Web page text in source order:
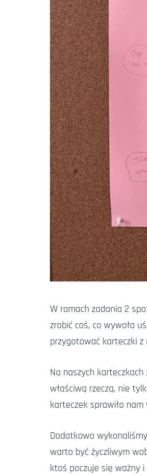
W ramach zadania 2
zrobić coś, co wywoła
przygotować karteczki z
Na naszych karteczkach
właściwą rzeczą, nie
karteczek sprawiło
Dodatkowo
warto być życzliwym
ktoś poczuje się ważny